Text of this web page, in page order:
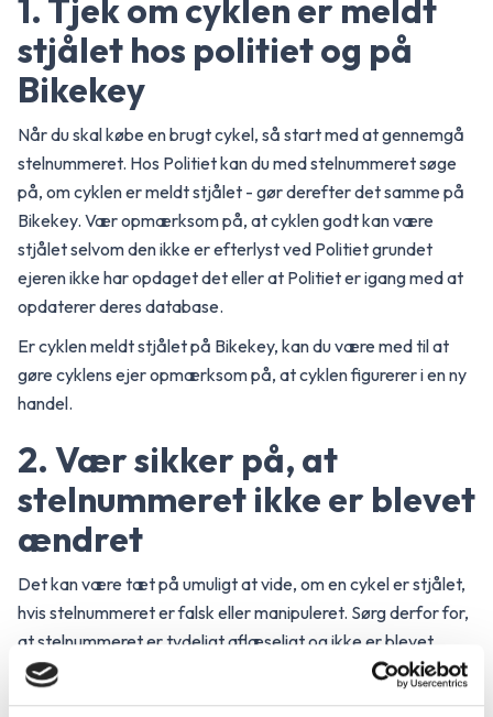
1. Tjek om cyklen er meldt
stjålet hos politiet og på
Bikekey
Når du skal købe en brugt cykel, så start med at gennemgå
stelnummeret. Hos Politiet kan du med stelnummeret søge
på, om cyklen er meldt stjålet - gør derefter det samme på
Bikekey. Vær opmærksom på, at cyklen godt kan være
stjålet selvom den ikke er efterlyst ved Politiet grundet
ejeren ikke har opdaget det eller at Politiet er igang med at
opdaterer deres database.
Er cyklen meldt stjålet på Bikekey, kan du være med til at
gøre cyklens ejer opmærksom på, at cyklen figurerer i en ny
handel.
2. Vær sikker på, at
stelnummeret ikke er blevet
ændret
Det kan være tæt på umuligt at vide, om en cykel er stjålet,
hvis stelnummeret er falsk eller manipuleret. Sørg derfor for,
at stelnummeret er tydeligt aflæseligt og ikke er blevet
ændret af sælgeren.
Her er tre ting, du kan kigge efter: